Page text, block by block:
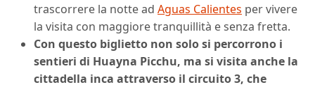
trascorrere la notte ad Aguas Calientes per vivere
la visita con maggiore tranquillità e senza fretta.
Con questo biglietto non solo si percorrono i
sentieri di Huayna Picchu, ma si visita anche la
cittadella inca attraverso il circuito 3, che